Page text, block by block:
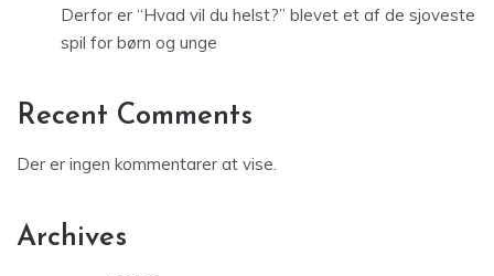
Derfor er “Hvad vil du helst?” blevet et af de sjoveste
spil for børn og unge
Recent Comments
Der er ingen kommentarer at vise.
Archives